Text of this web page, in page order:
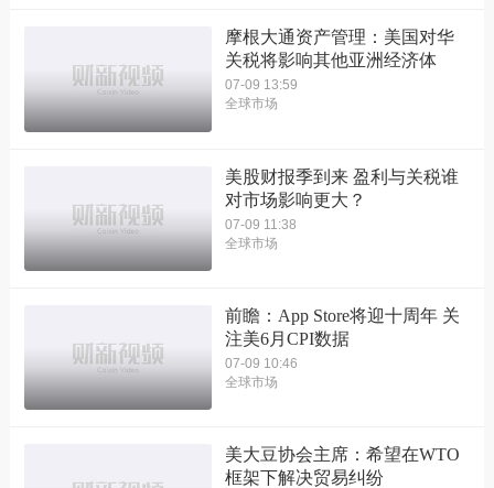
摩根大通资产管理：美国对华
关税将影响其他亚洲经济体
07-09 13:59
全球市场
美股财报季到来 盈利与关税谁
对市场影响更大？
07-09 11:38
全球市场
前瞻：App Store将迎十周年 关
注美6月CPI数据
07-09 10:46
全球市场
美大豆协会主席：希望在WTO
框架下解决贸易纠纷